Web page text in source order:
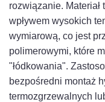
rozwiązanie.
wpływem wysokich
wymiarową, co jest
polimerowymi, które
"łódkowania".
bezpośredni montaż
termozgrzewalnych